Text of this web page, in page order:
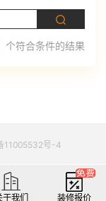
个符合条件的结果
11005532号-4
于我们 装修报价